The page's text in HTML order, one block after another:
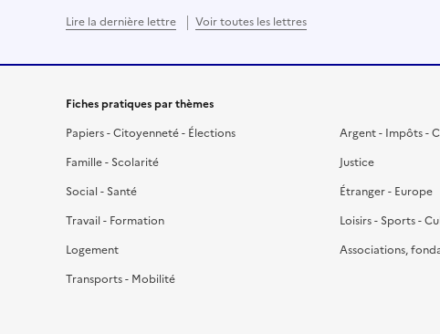
Lire la dernière lettre Voir toutes les lettres
Fiches pratiques par thèmes
Papiers - Citoyenneté - Élections
Famille - Scolarité
Social - Santé
Travail - Formation
Logement
Transports - Mobilité
Argent - Impôts -
Justice
Étranger - Europe
Loisirs - Sports -
Associations,